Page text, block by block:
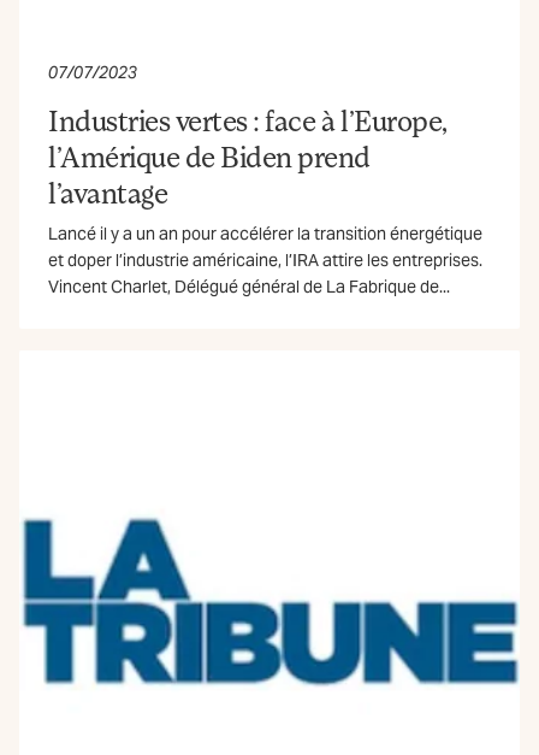
07/07/2023
Industries vertes : face à l’Europe,
l’Amérique de Biden prend
l’avantage
Lancé il y a un an pour accélérer la transition énergétique
et doper l’industrie américaine, l’IRA attire les entreprises.
Vincent Charlet, Délégué général de La Fabrique de...